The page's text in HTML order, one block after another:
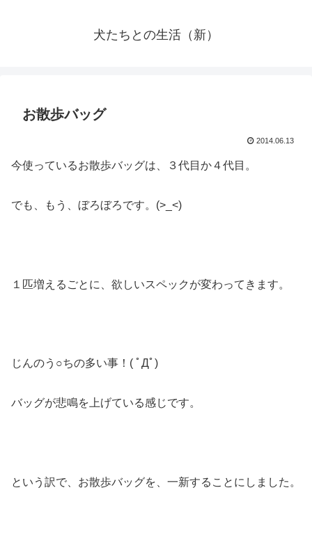
犬たちとの生活（新）
お散歩バッグ
2014.06.13
今使っているお散歩バッグは、３代目か４代目。
でも、もう、ぼろぼろです。(>_<)
１匹増えるごとに、欲しいスペックが変わってきます。
じんのう○ちの多い事！( ﾟДﾟ)
バッグが悲鳴を上げている感じです。
という訳で、お散歩バッグを、一新することにしました。